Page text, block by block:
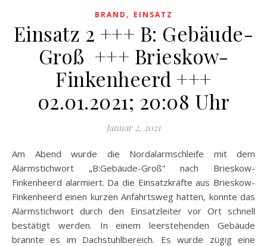
BRAND , EINSATZ
Einsatz 2 +++ B: Gebäude-
Groß +++ Brieskow-
Finkenheerd +++
02.01.2021; 20:08 Uhr
Januar 2, 2021
Am Abend wurde die Nordalarmschleife mit dem
Alarmstichwort „B:Gebäude-Groß“ nach Brieskow-
Finkenheerd alarmiert. Da die Einsatzkräfte aus Brieskow-
Finkenheerd einen kurzen Anfahrtsweg hatten, konnte das
Alarmstichwort durch den Einsatzleiter vor Ort schnell
bestätigt werden. In einem leerstehenden Gebäude
brannte es im Dachstuhlbereich. Es wurde zügig eine